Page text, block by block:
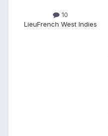
10
LieuFrench West Indies